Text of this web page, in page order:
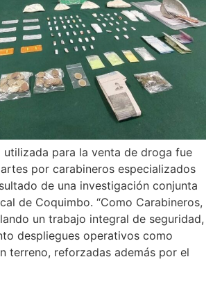
utilizada para la venta de droga fue
por carabineros especializados
de una investigación conjunta
de Coquimbo. “Como Carabineros,
un trabajo integral de seguridad,
despliegues operativos como
terreno, reforzadas además por el